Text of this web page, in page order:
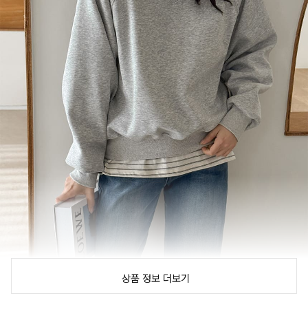
상품 정보 더보기